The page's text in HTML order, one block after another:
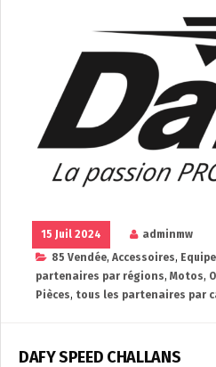
15 Juil 2024
adminmw
85 Vendée, Accessoires,
partenaires par régions, Motos,
Pièces, tous les partenaires par
DAFY SPEED CHALLANS